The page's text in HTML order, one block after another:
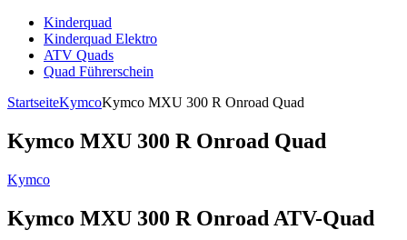
Kinderquad
Kinderquad Elektro
ATV Quads
Quad Führerschein
StartseiteKymcoKymco MXU 300 R Onroad Quad
Kymco MXU 300 R Onroad Quad
Kymco
Kymco MXU 300 R Onroad ATV-Quad